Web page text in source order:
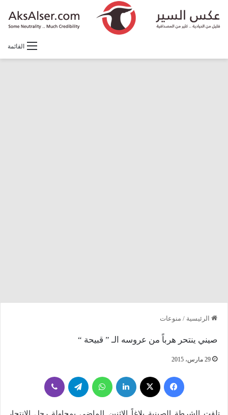
القائمة
الرئيسية / منوعات
صيني ينتحر هرباً من عروسه الـ ” قبيحة “
29 مارس، 2015
فيسبوك لينكدإن واتساب تيلقرام